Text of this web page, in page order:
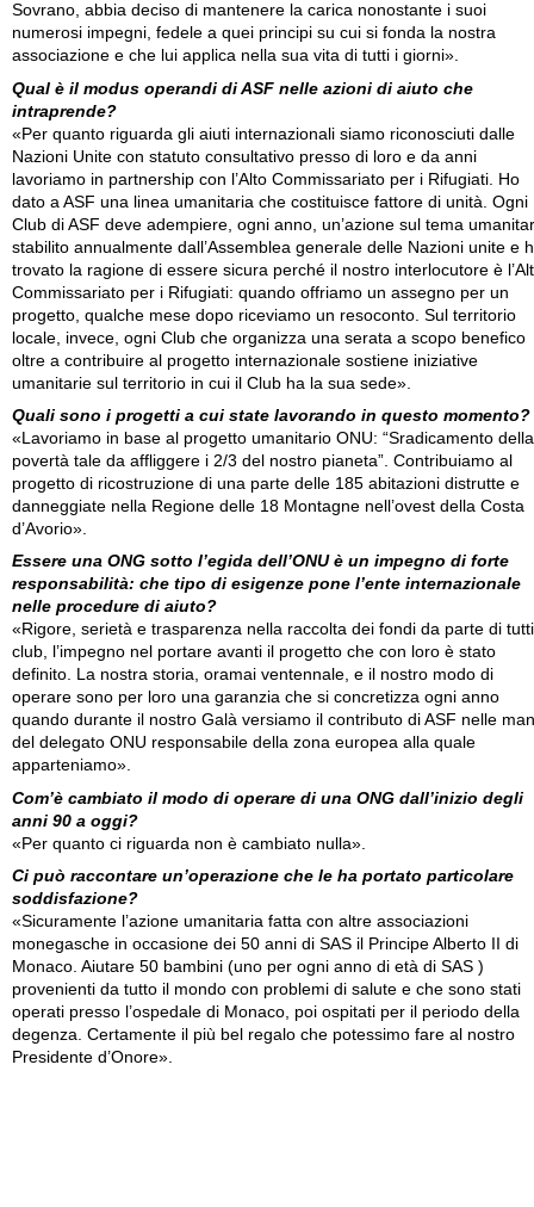
Sovrano, abbia deciso di mantenere la carica nonostante i suoi
numerosi impegni, fedele a quei principi su cui si fonda la nostra
associazione e che lui applica nella sua vita di tutti i giorni».
Qual è il modus operandi di ASF nelle azioni di aiuto che
intraprende?
«Per quanto riguarda gli aiuti internazionali siamo riconosciuti dalle
Nazioni Unite con statuto consultativo presso di loro e da anni
lavoriamo in partnership con l’Alto Commissariato per i Rifugiati. Ho
dato a ASF una linea umanitaria che costituisce fattore di unità. Ogni
Club di ASF deve adempiere, ogni anno, un’azione sul tema
stabilito annualmente dall’Assemblea generale delle Nazioni unite e
trovato la ragione di essere sicura perché il nostro interlocutore è
Commissariato per i Rifugiati: quando offriamo un assegno per un
progetto, qualche mese dopo riceviamo un resoconto. Sul territorio
locale, invece, ogni Club che organizza una serata a scopo benefico
oltre a contribuire al progetto internazionale sostiene iniziative
umanitarie sul territorio in cui il Club ha la sua sede».
Quali sono i progetti a cui state lavorando in questo momento?
«Lavoriamo in base al progetto umanitario ONU: “Sradicamento della
povertà tale da affliggere i 2/3 del nostro pianeta”. Contribuiamo al
progetto di ricostruzione di una parte delle 185 abitazioni distrutte e
danneggiate nella Regione delle 18 Montagne nell’ovest della Costa
d’Avorio».
Essere una ONG sotto l’egida dell’ONU è un impegno di forte
responsabilità: che tipo di esigenze pone l’ente internazionale
nelle procedure di aiuto?
«Rigore, serietà e trasparenza nella raccolta dei fondi da parte di
club, l’impegno nel portare avanti il progetto che con loro è stato
definito. La nostra storia, oramai ventennale, e il nostro modo di
operare sono per loro una garanzia che si concretizza ogni anno
quando durante il nostro Galà versiamo il contributo di ASF nelle
del delegato ONU responsabile della zona europea alla quale
apparteniamo».
Com’è cambiato il modo di operare di una ONG dall’inizio degli
anni 90 a oggi?
«Per quanto ci riguarda non è cambiato nulla».
Ci può raccontare un’operazione che le ha portato particolare
soddisfazione?
«Sicuramente l’azione umanitaria fatta con altre associazioni
monegasche in occasione dei 50 anni di SAS il Principe Alberto II di
Monaco. Aiutare 50 bambini (uno per ogni anno di età di SAS )
provenienti da tutto il mondo con problemi di salute e che sono stati
operati presso l’ospedale di Monaco, poi ospitati per il periodo della
degenza. Certamente il più bel regalo che potessimo fare al nostro
Presidente d’Onore».